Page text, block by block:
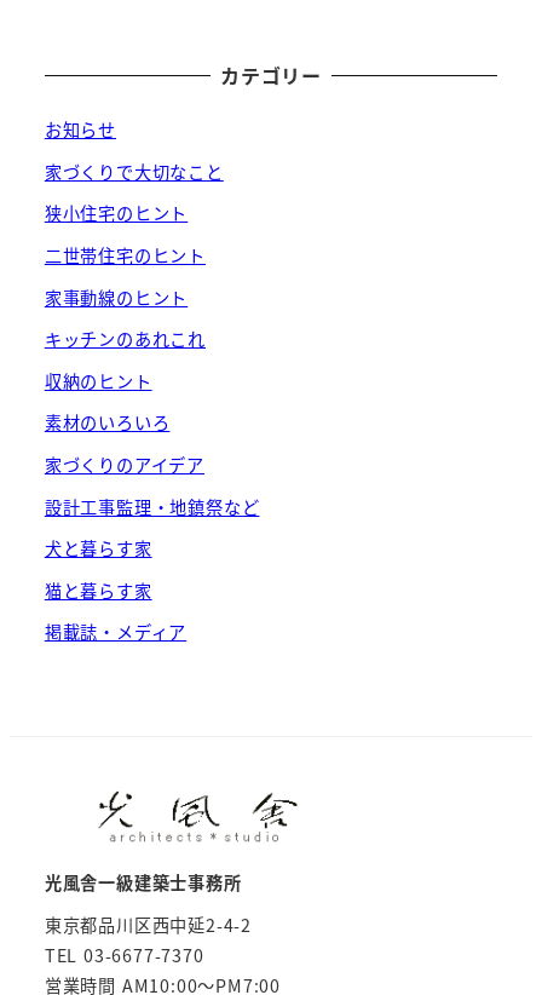
カテゴリー
お知らせ
家づくりで大切なこと
狭小住宅のヒント
二世帯住宅のヒント
家事動線のヒント
キッチンのあれこれ
収納のヒント
素材のいろいろ
家づくりのアイデア
設計工事監理・地鎮祭など
犬と暮らす家
猫と暮らす家
掲載誌・メディア
光風舎一級建築士事務所
東京都品川区西中延2-4-2
TEL 03-6677-7370
営業時間 AM10:00～PM7:00